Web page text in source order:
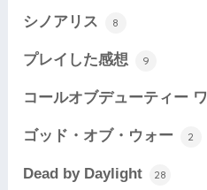
シノアリス 8
プレイした感想 9
コールオブデューティー
ゴッド・オブ・ウォー 2
Dead by Daylight 28